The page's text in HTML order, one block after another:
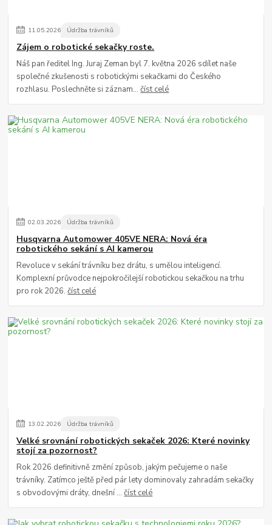
11.05.2026 Údržba trávníků
Zájem o robotické sekačky roste.
Náš pan ředitel Ing. Juraj Zeman byl 7. května 2026 sdílet naše
společné zkušenosti s robotickými sekačkami do Českého
rozhlasu. Poslechněte si záznam...číst celé
02.03.2026 Údržba trávníků
Husqvarna Automower 405VE NERA: Nová éra
robotického sekání s AI kamerou
Revoluce v sekání trávníku bez drátu, s umělou inteligencí.
Komplexní průvodce nejpokročilejší robotickou sekačkou na trhu
pro rok 2026.číst celé
13.02.2026 Údržba trávníků
Velké srovnání robotických sekaček 2026: Které novinky
stojí za pozornost?
Rok 2026 definitivně změní způsob, jakým pečujeme o naše
trávníky. Zatímco ještě před pár lety dominovaly zahradám sekačky
s obvodovými dráty, dnešní ...číst celé